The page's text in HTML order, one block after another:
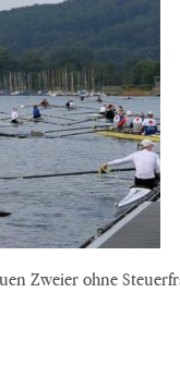
Zweier ohne